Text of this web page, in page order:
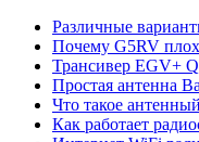
Различные
Почему G5RV
Трансивер EGV+
Простая антенна
Что такое
Как работает